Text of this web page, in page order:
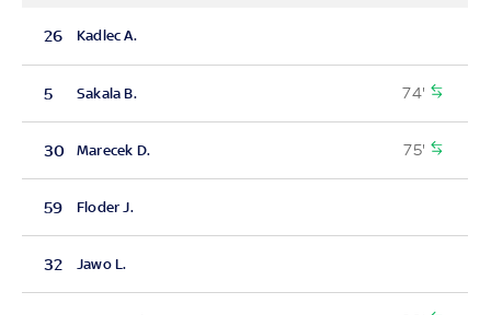
26 Kadlec A.
5 Sakala B. 74'
30 Marecek D. 75'
59 Floder J.
32 Jawo L.